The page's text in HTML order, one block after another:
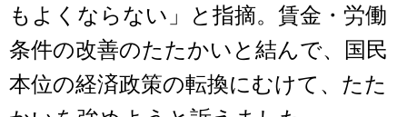
もよくならない」と指摘。賃金・労働
条件の改善のたたかいと結んで、国民
本位の経済政策の転換にむけて、たた